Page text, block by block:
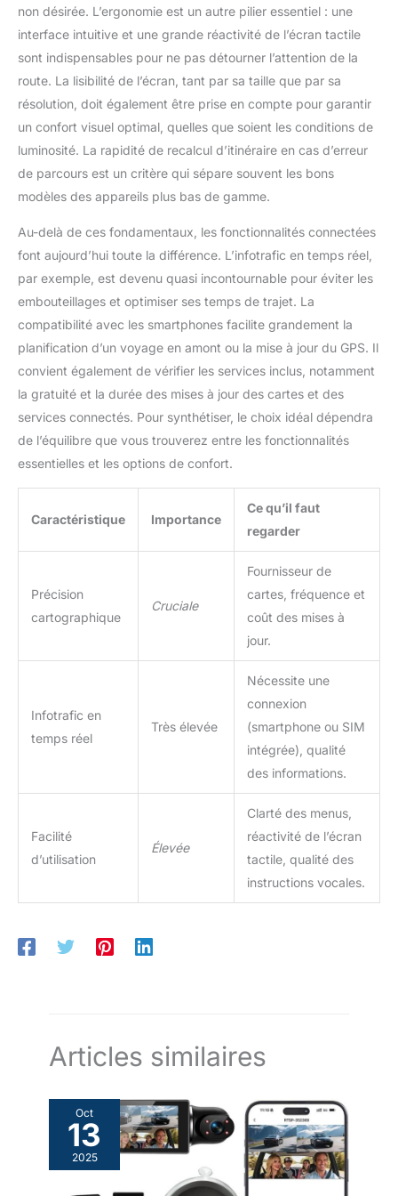
de route dangereuses et de
nombreux autres points
d'information, [Garantie après-
interface d'écran de navigation
est par défaut la version
anglaise, et vous devez
changer vous-même la langue
requise après avoir reçu la
marchandise. Le manuel
également en anglais.Si vous
avez besoin du manuel dans la
langue nationale locale, vous
pouvez nous contacter via
Amazon. Pour toute autre
n'hésitez pas à contacter notre
engageons à rendre chaque
acheteur 100% satisfait
non désirée. L’ergonomie est un autre pilier essentiel : une
interface intuitive et une grande réactivité de l’écran tactile
sont indispensables pour ne pas détourner l’attention de la
route. La lisibilité de l’écran, tant par sa taille que par sa
résolution, doit également être prise en compte pour garantir
un confort visuel optimal, quelles que soient les conditions de
luminosité. La rapidité de recalcul d’itinéraire en cas d’erreur
de parcours est un critère qui sépare souvent les bons
modèles des appareils plus bas de gamme.
Au-delà de ces fondamentaux, les fonctionnalités connectées
font aujourd’hui toute la différence. L’infotrafic en temps réel,
par exemple, est devenu quasi incontournable pour éviter les
embouteillages et optimiser ses temps de trajet. La
compatibilité avec les smartphones facilite grandement la
planification d’un voyage en amont ou la mise à jour du GPS. Il
convient également de vérifier les services inclus, notamment
la gratuité et la durée des mises à jour des cartes et des
services connectés. Pour synthétiser, le choix idéal dépendra
de l’équilibre que vous trouverez entre les fonctionnalités
essentielles et les options de confort.
Caractéristique Importance
Ce qu’il faut
regarder
Précision
cartographique
Cruciale
Fournisseur de
cartes, fréquence et
coût des mises à
jour.
Infotrafic en
temps réel
Très élevée
Nécessite une
connexion
(smartphone ou SIM
intégrée), qualité
des informations.
Facilité
d’utilisation
Élevée
Clarté des menus,
réactivité de l’écran
tactile, qualité des
instructions vocales.
Articles similaires
Oct
13
2025